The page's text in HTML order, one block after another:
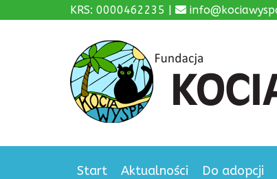
KRS: 0000462235 |
Start Aktualności Do adopcji